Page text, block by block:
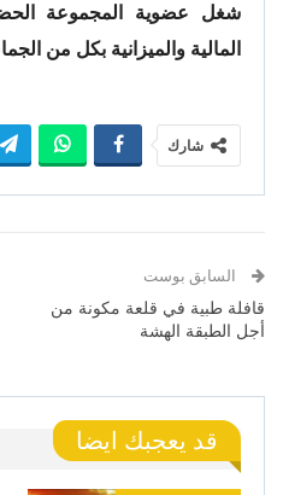
شغل عضوية المجموعة
المالية والميزانية بكل من
شارك
السابق بوست
قافلة طبية في قلعة مكونة من
أجل الطبقة الهشة
قد يعجبك ايضا